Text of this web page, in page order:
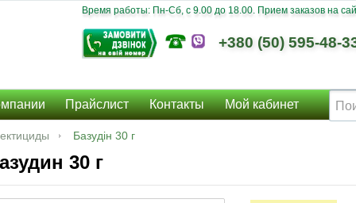
Время работы: Пн-Сб, c 9.00 до 18.00. Прием заказов на
+380 (50) 595-48-
Прайслист Контакты Мой кабинет
Базудін 30 г
30 г